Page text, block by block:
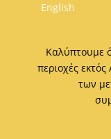
English
Καλύπτουμε
περιοχές
των